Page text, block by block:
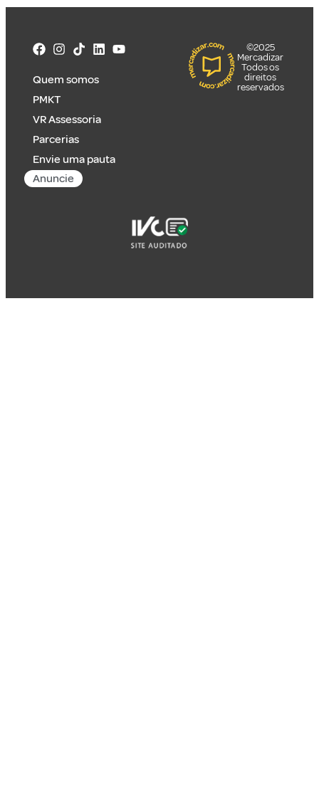
Quem somos
PMKT
VR Assessoria
Parcerias
Envie uma pauta
Anuncie
©2025
Mercadizar
Todos os
direitos
reservados